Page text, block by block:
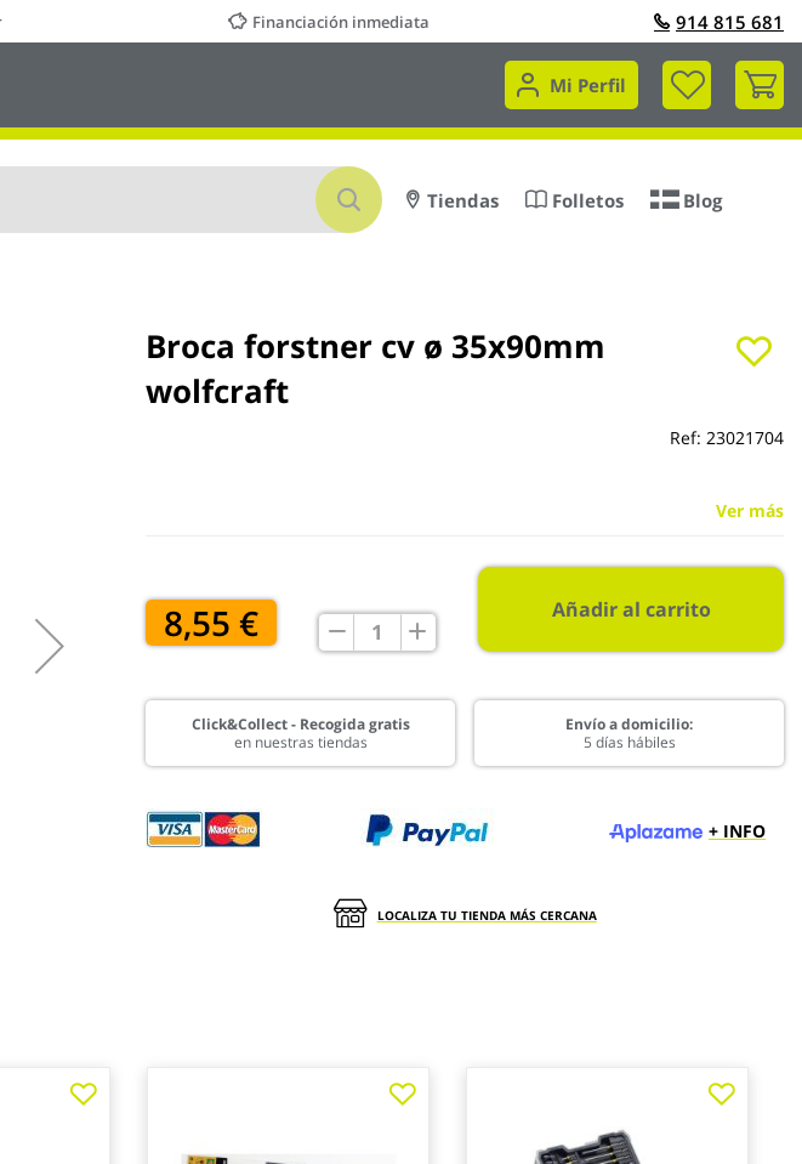
Financiación inmediata 914 815 681
Mi Perfil
Mi
Buscar
Tiendas Folletos Blog
Broca forstner cv ø 35x90mm
wolfcraft
Ref: 23021704
Ver más
8,55 € Añadir al carrito
Click&Collect - Recogida gratis
en nuestras tiendas
Envío a domicilio:
5 días hábiles
+ INFO
LOCALIZA TU TIENDA MÁS CERCANA